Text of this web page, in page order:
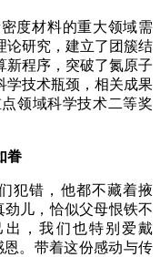
度材料的重大领域需
论研究，建立了团簇结
新程序，突破了氮原子
学技术瓶颈，相关成果
领域科学技术二等奖
眷
犯错，他都不藏着掖
劲儿，恰似父母恨铁不
出，我们也特别爱戴
。带着这份感动与传